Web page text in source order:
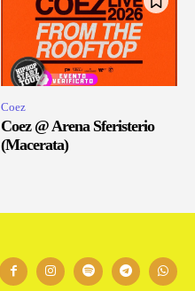
Coez
Coez @ Arena Sferisterio
(Macerata)